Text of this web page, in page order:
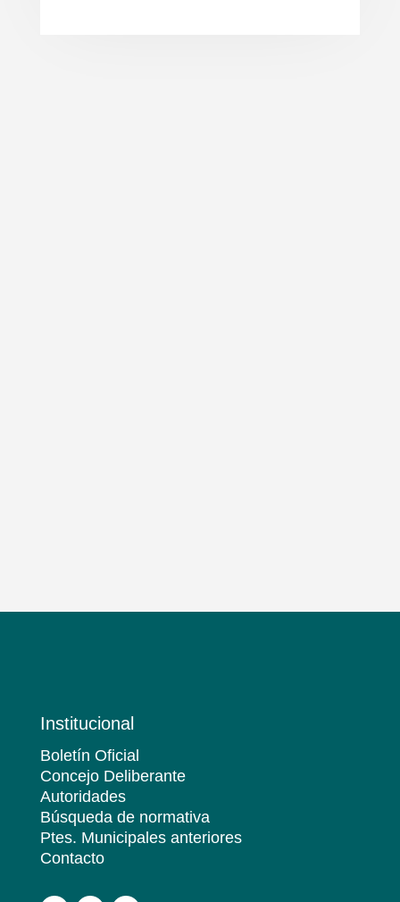
Institucional
Boletín Oficial
Concejo Deliberante
Autoridades
Búsqueda de normativa
Ptes. Municipales anteriores
Contacto